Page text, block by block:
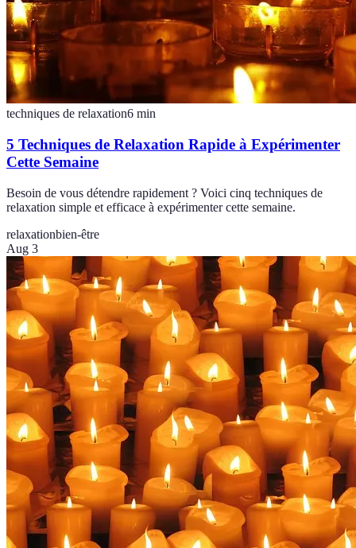
techniques de relaxation6 min
5 Techniques de Relaxation Rapide à Expérimenter
Cette Semaine
Besoin de vous détendre rapidement ? Voici cinq techniques de
relaxation simple et efficace à expérimenter cette semaine.
relaxationbien-être
Aug 3